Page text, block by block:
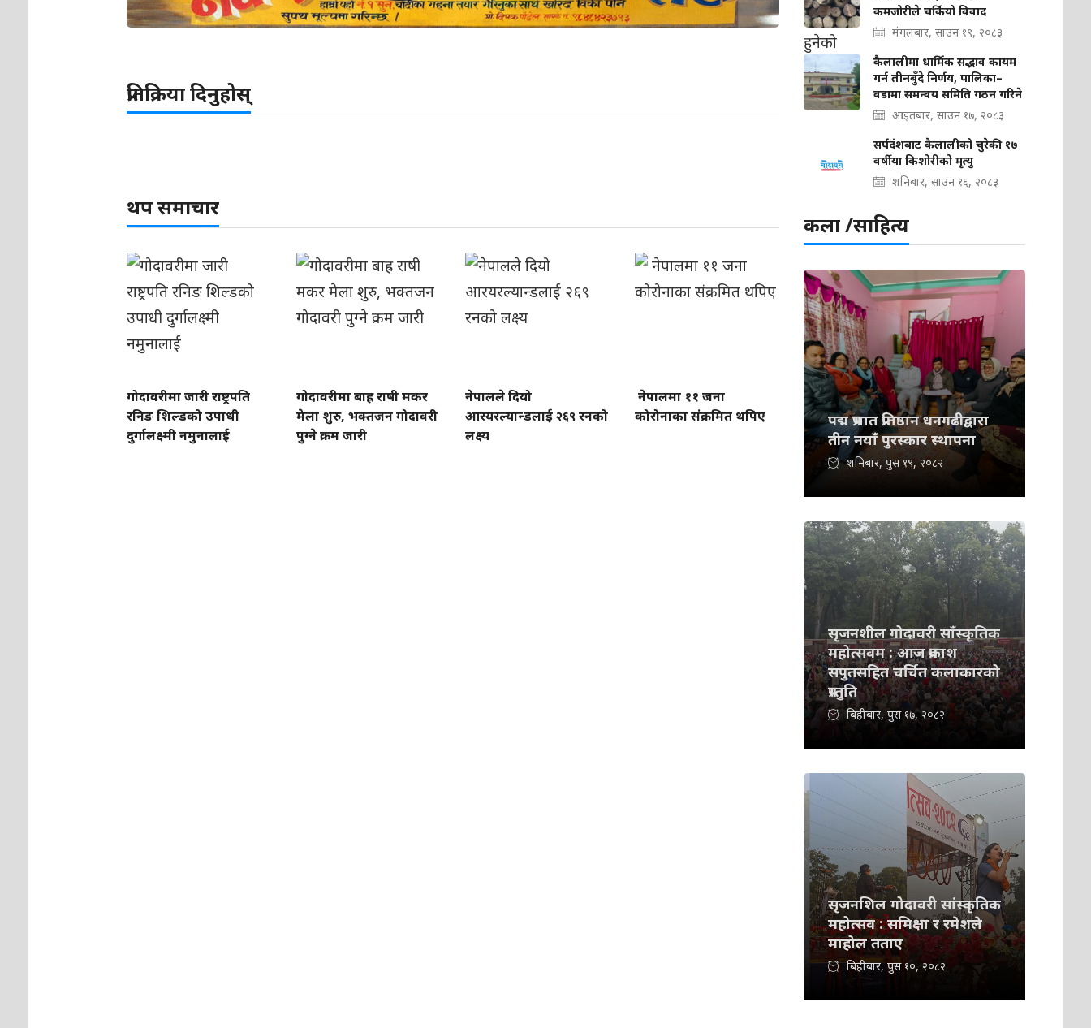
प्रतिक्रिया दिनुहोस्
थप समाचार
गोदावरीमा जारी राष्ट्रपति
रनिङ शिल्डको उपाधी
दुर्गालक्ष्मी नमुनालाई
गोदावरीमा बाह्र राषी मकर
मेला शुरु, भक्तजन गोदावरी
पुग्ने क्रम जारी
नेपालले दियो
आरयरल्यान्डलाई २६९ रनको
लक्ष्य
नेपालमा ११ जना
कोरोनाका संक्रमित थपिए
कमजोरीले चर्कियो विवाद
मंगलबार, साउन १९, २०८३
कैलालीमा धार्मिक सद्भाव कायम
गर्न तीनबुँदे निर्णय, पालिका–
वडामा समन्वय समिति गठन गरिने
आइतबार, साउन १७, २०८३
सर्पदंशबाट कैलालीको चुरेकी १७
वर्षीया किशोरीको मृत्यु
शनिबार, साउन १६, २०८३
कला /साहित्य
पद्म प्रभात प्रतिष्ठान धनगढीद्वारा
तीन नयाँ पुरस्कार स्थापना
शनिबार, पुस १९, २०८२
सृजनशील गोदावरी साँस्कृतिक
महोत्सवम : आज प्रकाश
सपुतसहित चर्चित कलाकारको
प्रस्तुति
बिहीबार, पुस १७, २०८२
सृजनशिल गोदावरी सांस्कृतिक
महोत्सव : समिक्षा र रमेशले
माहोल तताए
बिहीबार, पुस १०, २०८२